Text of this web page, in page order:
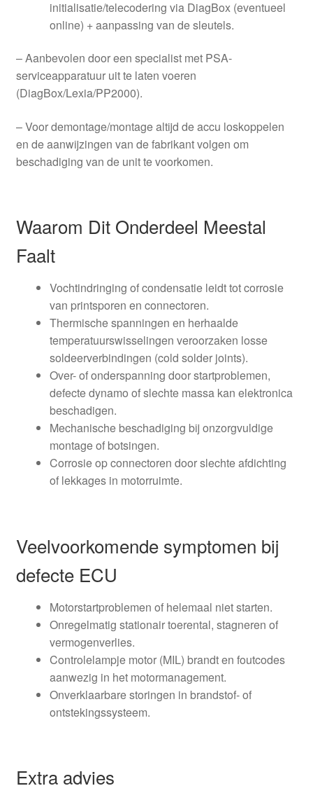
initialisatie/telecodering via DiagBox (eventueel
online) + aanpassing van de sleutels.
– Aanbevolen door een specialist met PSA-
serviceapparatuur uit te laten voeren
(DiagBox/Lexia/PP2000).
– Voor demontage/montage altijd de accu loskoppelen
en de aanwijzingen van de fabrikant volgen om
beschadiging van de unit te voorkomen.
Waarom Dit Onderdeel Meestal
Faalt
Vochtindringing of condensatie leidt tot corrosie
van printsporen en connectoren.
Thermische spanningen en herhaalde
temperatuurswisselingen veroorzaken losse
soldeerverbindingen (cold solder joints).
Over- of onderspanning door startproblemen,
defecte dynamo of slechte massa kan elektronica
beschadigen.
Mechanische beschadiging bij onzorgvuldige
montage of botsingen.
Corrosie op connectoren door slechte afdichting
of lekkages in motorruimte.
Veelvoorkomende symptomen bij
defecte ECU
Motorstartproblemen of helemaal niet starten.
Onregelmatig stationair toerental, stagneren of
vermogenverlies.
Controlelampje motor (MIL) brandt en foutcodes
aanwezig in het motormanagement.
Onverklaarbare storingen in brandstof- of
ontstekingssysteem.
Extra advies